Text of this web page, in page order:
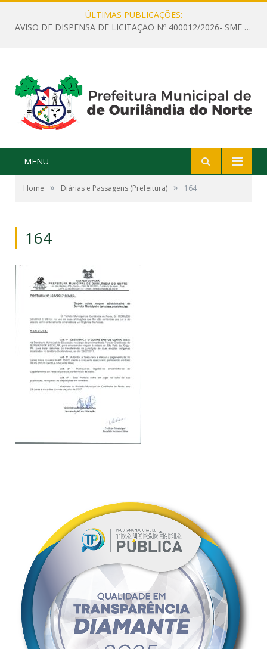
ÚLTIMAS PUBLICAÇÕES:
AVISO DE DISPENSA DE LICITAÇÃO Nº 400012/2026- SME – CONTRATAÇÃO DE EMPRESA ESPECIALIZADA PARA LOCAÇÃO DE ÔNIBUS EXECUTIVO COM CAPACIDADE DE 60 (SESSENTA) POLTRONAS, PARA TRANSPORTAR PROFESSORES RESPONSÁVEIS E ALUNOS PARA BRASÍLIA, COM SAÍDA DIA 10/08/2026 E RETORNO DIA 14/08/2026
MENU
Home » Diárias e Passagens (Prefeitura) » 164
164